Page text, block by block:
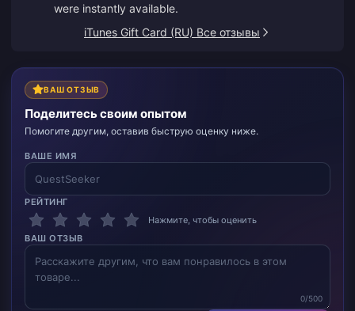
were instantly available.
iTunes Gift Card (RU) Все отзывы
ВАШ ОТЗЫВ
Поделитесь своим опытом
Помогите другим, оставив быструю оценку ниже.
ВАШЕ ИМЯ
РЕЙТИНГ
Нажмите, чтобы оценить
ВАШ ОТЗЫВ
0/500